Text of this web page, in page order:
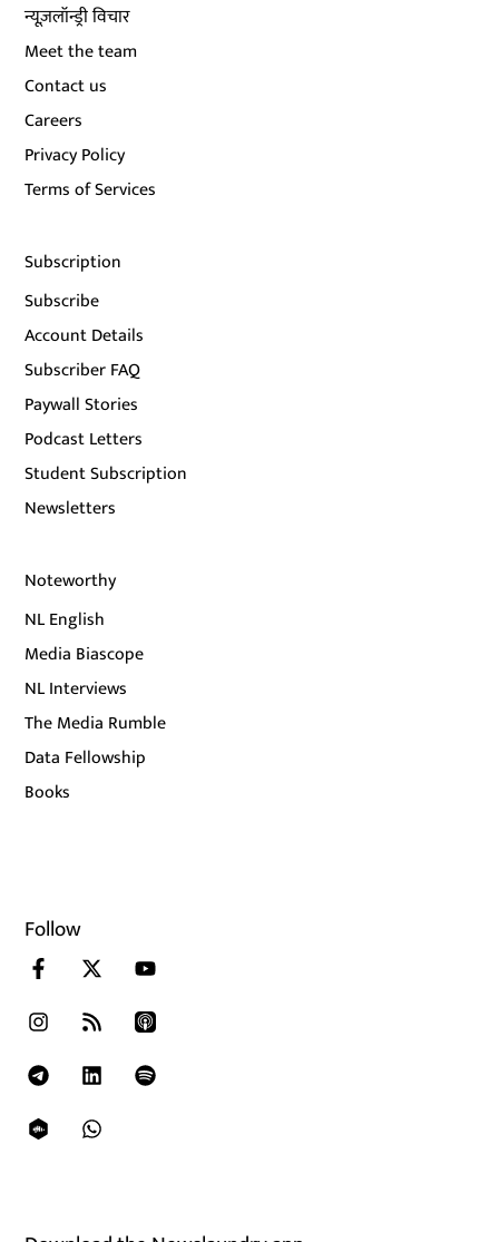
न्यूज़लॉन्ड्री विचार
Meet the team
Contact us
Careers
Privacy Policy
Terms of Services
Subscription
Subscribe
Account Details
Subscriber FAQ
Paywall Stories
Podcast Letters
Student Subscription
Newsletters
Noteworthy
NL English
Media Biascope
NL Interviews
The Media Rumble
Data Fellowship
Books
Follow